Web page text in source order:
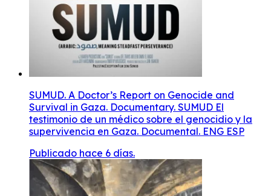
SUMUD. A Doctor’s Report on Genocide and
Survival in Gaza. Documentary. SUMUD El
testimonio de un médico sobre el genocidio y la
supervivencia en Gaza. Documental. ENG ESP
Publicado hace 6 días.